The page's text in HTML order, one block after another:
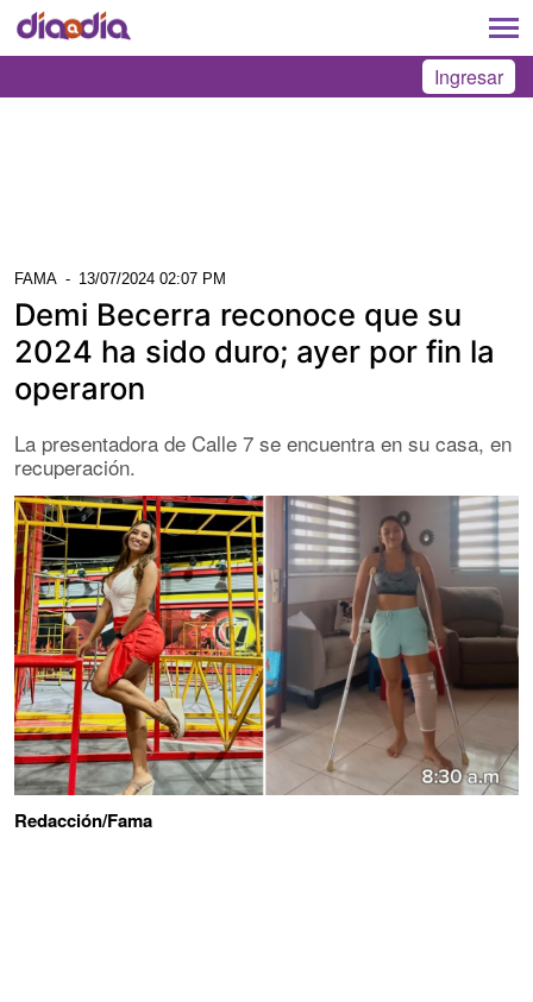
Ingresar
FAMA - 13/07/2024 02:07 PM
Demi Becerra reconoce que su
2024 ha sido duro; ayer por fin la
operaron
La presentadora de Calle 7 se encuentra en su casa, en
recuperación.
Redacción/Fama